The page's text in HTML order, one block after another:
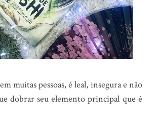
muitas pessoas, é leal, insegura e não
dobrar seu elemento principal que é